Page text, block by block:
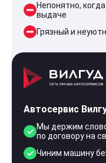
Непонятно,
выдаче
Грязный и
Автосервис
Мы держим
по договору на
Чиним машину